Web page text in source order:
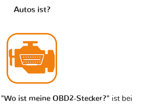
Autos ist?
"Wo ist meine OBD2-Stecker?" ist bei